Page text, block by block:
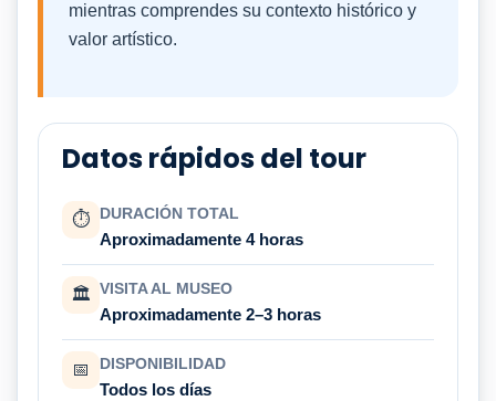
mientras comprendes su contexto histórico y
valor artístico.
Datos rápidos del tour
⏱ DURACIÓN TOTAL
Aproximadamente 4 horas
🏛 VISITA AL MUSEO
Aproximadamente 2–3 horas
📅 DISPONIBILIDAD
Todos los días